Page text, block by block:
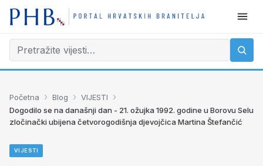
Početna › Blog › VIJESTI ›
Dogodilo se na današnji dan - 21. ožujka 1992. godine u Borovu Selu
zločinački ubijena četvorogodišnja djevojčica Martina Štefančić
VIJESTI